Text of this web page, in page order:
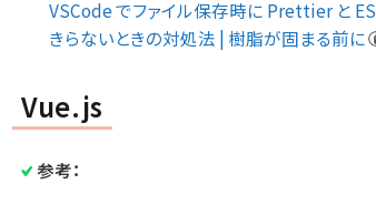
VSCode でファイル保存時に Prettier と
きらないときの対処法 | 樹脂が固まる前に
Vue.js
参考：